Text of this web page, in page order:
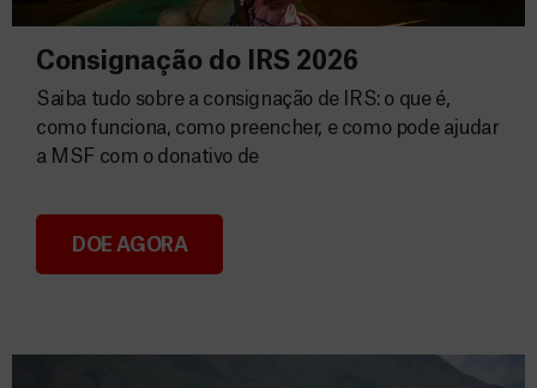
Consignação do IRS 2026
Consignação do IRS 2026
Saiba tudo sobre a consignação de IRS: o que é,
como funciona, como preencher, e como pode ajudar
a MSF com o donativo de
DOE AGORA